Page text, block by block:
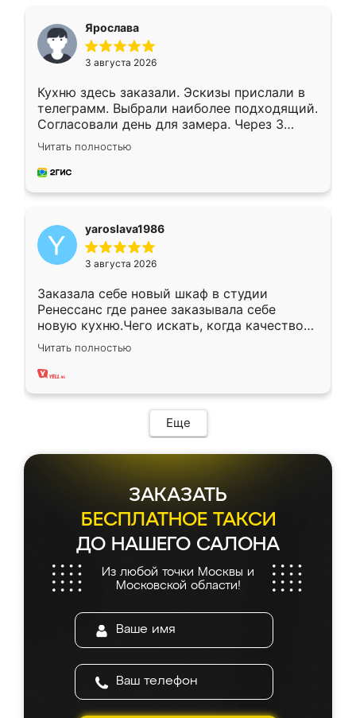
Ярослава
3 августа 2026
Кухню здесь заказали. Эскизы прислали в
телеграмм. Выбрали наиболее подходящий.
Согласовали день для замера. Через 3
недели кухня была уже готова. Остались
довольны работой. Спасибо Ренессанс
мебель за качественную работу!
Читать полностью
yaroslava1986
3 августа 2026
Заказала себе новый шкаф в студии
Ренессанс где ранее заказывала себе
новую кухню.Чего искать, когда качеством
вполне довольна. Служит кухня уже почти
два года, нареканий нет.
Читать полностью
Еще
ЗАКАЗАТЬ
БЕСПЛАТНОЕ ТАКСИ
ДО НАШЕГО САЛОНА
Из любой точки Москвы и
Московской области!